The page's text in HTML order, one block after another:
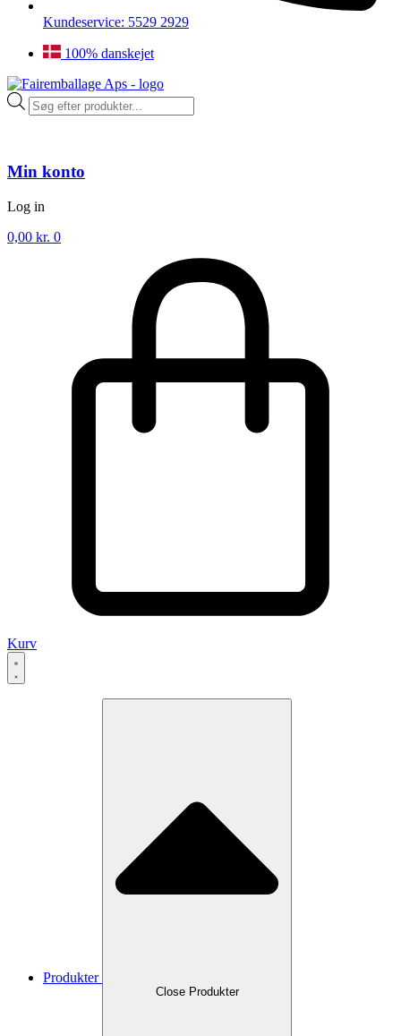
Kundeservice: 5529 2929
100% danskejet
Products
search
Min konto
Log in
0,00 kr. 0
Kurv
Produkter
Close Produkter